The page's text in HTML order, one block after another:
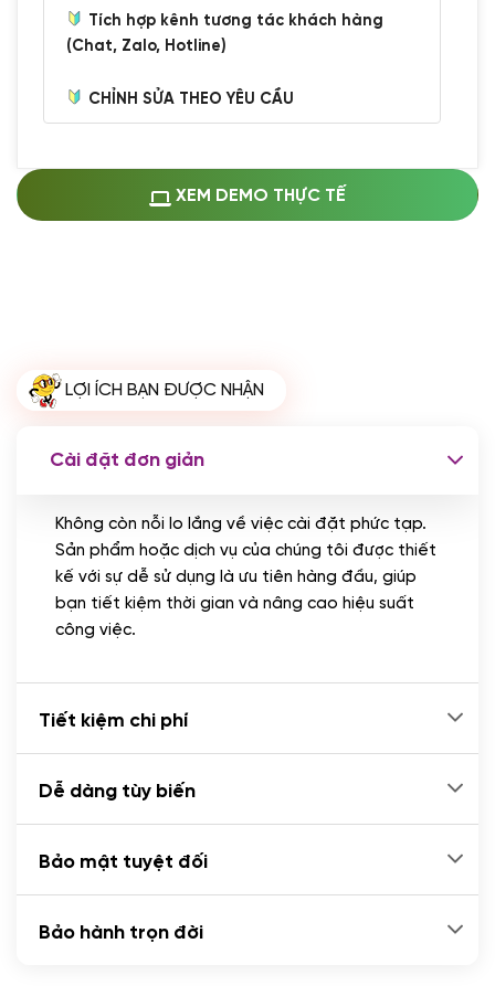
Tích hợp kênh tương tác khách hàng
(Chat, Zalo, Hotline)
CHỈNH SỬA THEO YÊU CẦU
Thay logo + thông tin doanh nghiệp
(+100.000 VND)
(+200.000 VND)
CÀI ĐẶT PLUGINS
Cài đặt plugin theo yêu cầu
(+100.000 VND)
Cài plugin xử lý thanh toán tự động qua
XEM DEMO THỰC TẾ
LỢI ÍCH BẠN ĐƯỢC NHẬN
Cài đặt đơn giản
Không còn nỗi lo lắng về việc cài đặt phức tạp.
Sản phẩm hoặc dịch vụ của chúng tôi được thiết
kế với sự dễ sử dụng là ưu tiên hàng đầu, giúp
bạn tiết kiệm thời gian và nâng cao hiệu suất
công việc.
Tiết kiệm chi phí
Dễ dàng tùy biến
Bảo mật tuyệt đối
Bảo hành trọn đời